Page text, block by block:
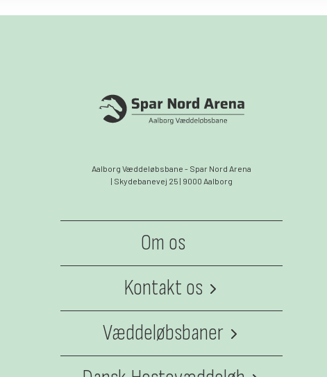
Aalborg Væddeløbsbane - Spar Nord Arena
| Skydebanevej 25 | 9000 Aalborg
Om os
Kontakt os
Væddeløbsbaner